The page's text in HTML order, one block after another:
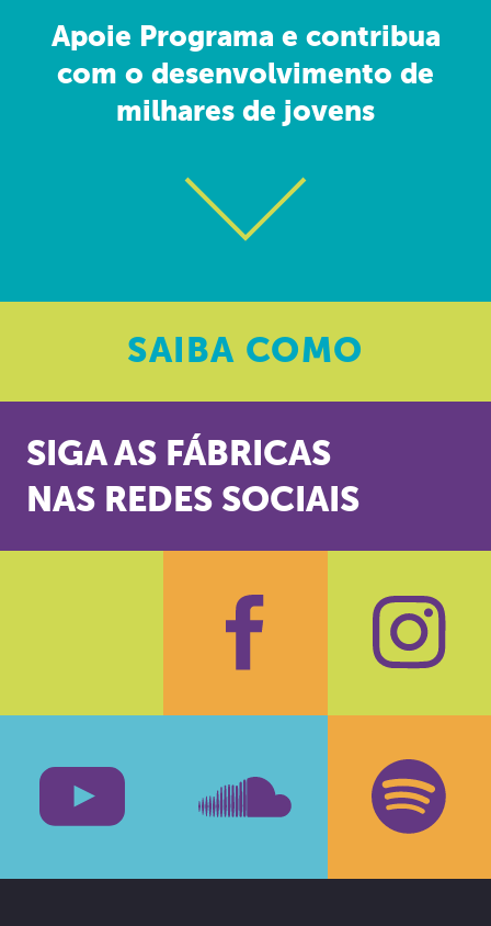
Apoie Programa e contribua
com o desenvolvimento de
milhares de jovens
SAIBA COMO
SIGA AS FÁBRICAS
NAS REDES SOCIAIS
Facebook